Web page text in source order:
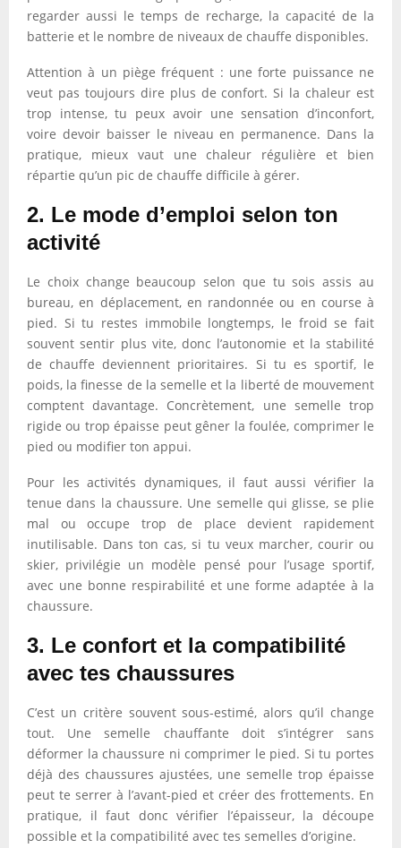
regarder aussi le temps de recharge, la capacité de la
batterie et le nombre de niveaux de chauffe disponibles.
Attention à un piège fréquent : une forte puissance ne
veut pas toujours dire plus de confort. Si la chaleur est
trop intense, tu peux avoir une sensation d’inconfort,
voire devoir baisser le niveau en permanence. Dans la
pratique, mieux vaut une chaleur régulière et bien
répartie qu’un pic de chauffe difficile à gérer.
2. Le mode d’emploi selon ton
activité
Le choix change beaucoup selon que tu sois assis au
bureau, en déplacement, en randonnée ou en course à
pied. Si tu restes immobile longtemps, le froid se fait
souvent sentir plus vite, donc l’autonomie et la stabilité
de chauffe deviennent prioritaires. Si tu es sportif, le
poids, la finesse de la semelle et la liberté de mouvement
comptent davantage. Concrètement, une semelle trop
rigide ou trop épaisse peut gêner la foulée, comprimer le
pied ou modifier ton appui.
Pour les activités dynamiques, il faut aussi vérifier la
tenue dans la chaussure. Une semelle qui glisse, se plie
mal ou occupe trop de place devient rapidement
inutilisable. Dans ton cas, si tu veux marcher, courir ou
skier, privilégie un modèle pensé pour l’usage sportif,
avec une bonne respirabilité et une forme adaptée à la
chaussure.
3. Le confort et la compatibilité
avec tes chaussures
C’est un critère souvent sous-estimé, alors qu’il change
tout. Une semelle chauffante doit s’intégrer sans
déformer la chaussure ni comprimer le pied. Si tu portes
déjà des chaussures ajustées, une semelle trop épaisse
peut te serrer à l’avant-pied et créer des frottements. En
pratique, il faut donc vérifier l’épaisseur, la découpe
possible et la compatibilité avec tes semelles d’origine.